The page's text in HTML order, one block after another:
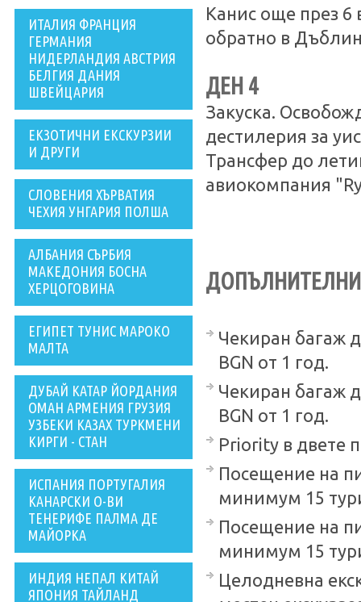
ИТАЛИЯ ФРАНЦИЯ
ГЕРМАНИЯ
НИДЕРЛАНДИЯ АВСТРИЯ
БЕЛГИЯ ДАНИЯ
ШВЕЙЦАРИЯ
ЕКЗОТИЧНИ ЕКСКУРЗИИ
И ДРУГИ
СЛОВЕНИЯ ХЪРВАТИЯ
ЧЕХИЯ УНГАРИЯ ПОЛША
АЛБАНИЯ СЪРБИЯ
МАКЕДОНИЯ БОСНА
ХЕРЦОГОВИНА
ЕГИПЕТ ТУНИС МАРОКО
МАЛТА
ДУБАЙ КАТАР ЙОРДАНИЯ
ОМАН АРМЕНИЯ ГРУЗИЯ
УЗБЕКИ КАЗАХ ТУРКМЕНИ
КИРГИ - СТАН
ИСПАНИЯ ПОРТУГАЛИЯ
КАНАРСКИ О-ВИ
ТЕНЕРИФЕ ПАЛМА ДЕ
МАЙОРКА
ИНДИЯ НЕПАЛ КИТАЙ
ЯПОНИЯ ТАЙЛАНД
Канис още през 6
обратно в
ДЕН 4
Закуска.
дестилерия за
Трансфер до
авиокомпания
Чекиран багаж
BGN от 1 год.
Чекиран багаж
BGN от 1 год.
Priority в двете
Посещение на
минимум 15
Посещение на
минимум 15
Целодневна